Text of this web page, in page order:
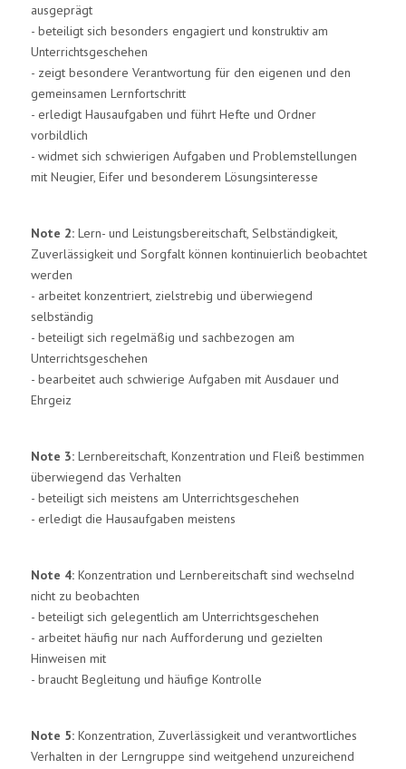
ausgeprägt
- beteiligt sich besonders engagiert und konstruktiv am
Unterrichtsgeschehen
- zeigt besondere Verantwortung für den eigenen und den
gemeinsamen Lernfortschritt
- erledigt Hausaufgaben und führt Hefte und Ordner
vorbildlich
- widmet sich schwierigen Aufgaben und Problemstellungen
mit Neugier, Eifer und besonderem Lösungsinteresse
Note 2:Lern- und Leistungsbereitschaft, Selbständigkeit,
Zuverlässigkeit und Sorgfalt können kontinuierlich beobachtet
werden
- arbeitet konzentriert, zielstrebig und überwiegend
selbständig
- beteiligt sich regelmäßig und sachbezogen am
Unterrichtsgeschehen
- bearbeitet auch schwierige Aufgaben mit Ausdauer und
Ehrgeiz
Note 3: Lernbereitschaft, Konzentration und Fleiß bestimmen
überwiegend das Verhalten
- beteiligt sich meistens am Unterrichtsgeschehen
- erledigt die Hausaufgaben meistens
Note 4:Konzentration und Lernbereitschaft sind wechselnd
nicht zu beobachten
- beteiligt sich gelegentlich am Unterrichtsgeschehen
- arbeitet häufig nur nach Aufforderung und gezielten
Hinweisen mit
- braucht Begleitung und häufige Kontrolle
Note 5:Konzentration, Zuverlässigkeit und verantwortliches
Verhalten in der Lerngruppe sind weitgehend unzureichend